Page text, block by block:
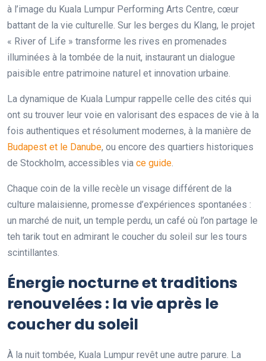
à l’image du Kuala Lumpur Performing Arts Centre, cœur
battant de la vie culturelle. Sur les berges du Klang, le projet
« River of Life » transforme les rives en promenades
illuminées à la tombée de la nuit, instaurant un dialogue
paisible entre patrimoine naturel et innovation urbaine.
La dynamique de Kuala Lumpur rappelle celle des cités qui
ont su trouver leur voie en valorisant des espaces de vie à la
fois authentiques et résolument modernes, à la manière de
Budapest et le Danube, ou encore des quartiers historiques
de Stockholm, accessibles via ce guide
Chaque coin de la ville recèle un visage différent de la
culture malaisienne, promesse d’expériences spontanées :
un marché de nuit, un temple perdu, un café où l’on partage le
teh tarik tout en admirant le coucher du soleil sur les tours
scintillantes.
Énergie nocturne et traditions
renouvelées : la vie après le
coucher du soleil
À la nuit tombée, Kuala Lumpur revêt une autre parure. La